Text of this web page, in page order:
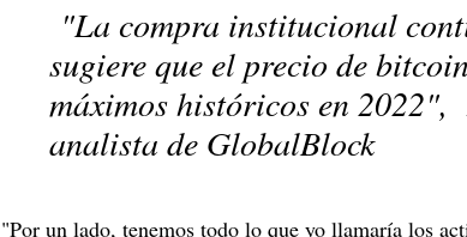
"La compra institucional
sugiere que el precio de
máximos históricos en
analista de GlobalBlock
"Por un lado, tenemos todo lo que yo llamaría los